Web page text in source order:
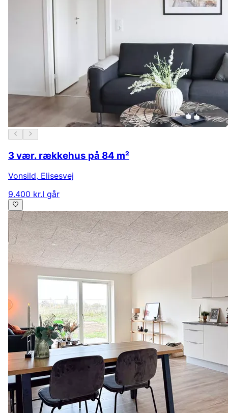
3 vær. rækkehus på 84 m²
Vonsild, Elisesvej
9.400 kr.I går